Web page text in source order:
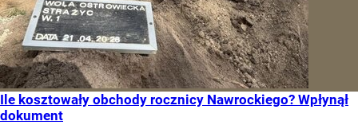
Ile kosztowały obchody rocznicy Nawrockiego? Wpłynął
dokument